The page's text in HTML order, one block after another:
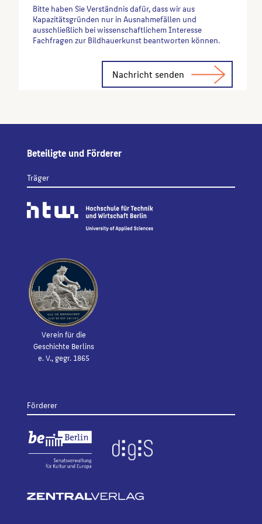
Bitte haben Sie Verständnis dafür, dass wir aus
Kapazitätsgründen nur in Ausnahmefällen und
ausschließlich bei wissenschaftlichem Interesse
Fachfragen zur Bildhauerkunst beantworten können.
Beteiligte und Förderer
Träger
Verein für die
Geschichte Berlins
e. V., gegr. 1865
Förderer